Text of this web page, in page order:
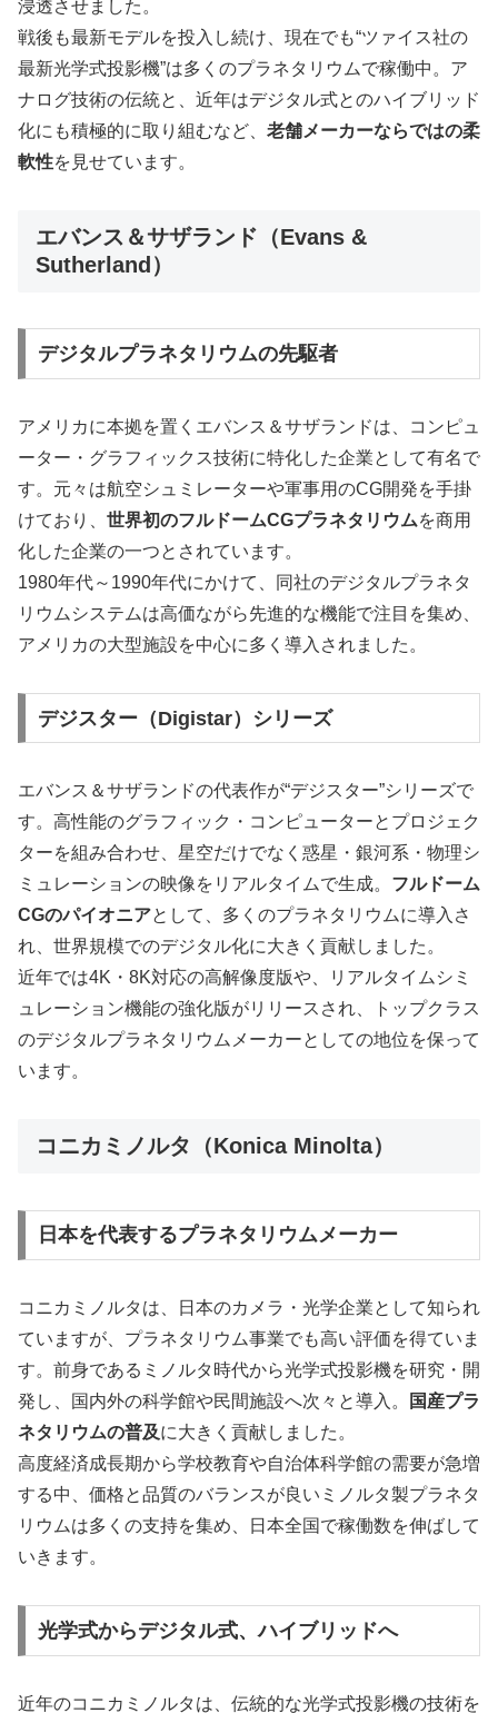
浸透させました。
戦後も最新モデルを投入し続け、現在でも“ツァイス社の
最新光学式投影機”は多くのプラネタリウムで稼働中。ア
ナログ技術の伝統と、近年はデジタル式とのハイブリッド
化にも積極的に取り組むなど、 老舗メーカーならではの柔
軟性を見せています。
エバンス＆サザランド（Evans &
Sutherland）
デジタルプラネタリウムの先駆者
アメリカに本拠を置くエバンス＆サザランドは、コンピュ
ーター・グラフィックス技術に特化した企業として有名で
す。元々は航空シュミレーターや軍事用のCG開発を手掛
けており、 世界初のフルドームCGプラネタリウムを商用
化した企業の一つとされています。
1980年代～1990年代にかけて、同社のデジタルプラネタ
リウムシステムは高価ながら先進的な機能で注目を集め、
アメリカの大型施設を中心に多く導入されました。
デジスター（Digistar）シリーズ
エバンス＆サザランドの代表作が“デジスター”シリーズで
す。高性能のグラフィック・コンピューターとプロジェク
ターを組み合わせ、星空だけでなく惑星・銀河系・物理シ
ミュレーションの映像をリアルタイムで生成。 フルドーム
CGのパイオニアとして、多くのプラネタリウムに導入さ
れ、世界規模でのデジタル化に大きく貢献しました。
近年では4K・8K対応の高解像度版や、リアルタイムシミ
ュレーション機能の強化版がリリースされ、トップクラス
のデジタルプラネタリウムメーカーとしての地位を保って
います。
コニカミノルタ（Konica Minolta）
日本を代表するプラネタリウムメーカー
コニカミノルタは、日本のカメラ・光学企業として知られ
ていますが、プラネタリウム事業でも高い評価を得ていま
す。前身であるミノルタ時代から光学式投影機を研究・開
発し、国内外の科学館や民間施設へ次々と導入。
国産プラ
ネタリウムの普及に大きく貢献しました。
高度経済成長期から学校教育や自治体科学館の需要が急増
する中、価格と品質のバランスが良いミノルタ製プラネタ
リウムは多くの支持を集め、日本全国で稼働数を伸ばして
いきます。
光学式からデジタル式、ハイブリッドへ
近年のコニカミノルタは、伝統的な光学式投影機の技術を